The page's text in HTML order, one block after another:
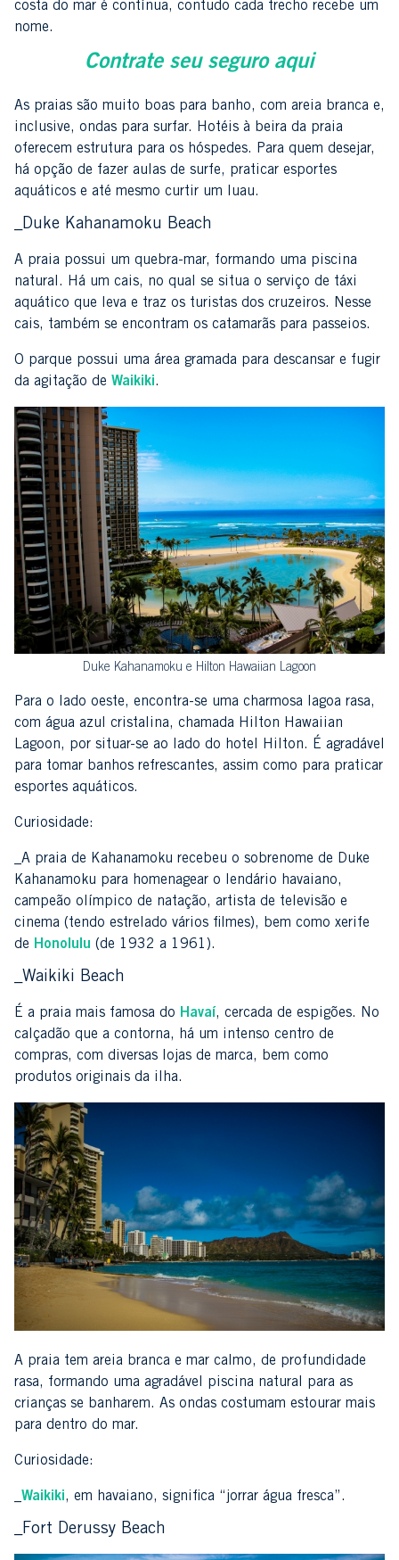
costa do mar é contínua, contudo cada trecho recebe um
nome.
Contrate seu seguro aqui
As praias são muito boas para banho, com areia branca e,
inclusive, ondas para surfar. Hotéis à beira da praia
oferecem estrutura para os hóspedes. Para quem desejar,
há opção de fazer aulas de surfe, praticar esportes
aquáticos e até mesmo curtir um luau.
_Duke Kahanamoku Beach
A praia possui um quebra-mar, formando uma piscina
natural. Há um cais, no qual se situa o serviço de táxi
aquático que leva e traz os turistas dos cruzeiros. Nesse
cais, também se encontram os catamarãs para passeios.
O parque possui uma área gramada para descansar e fugir
da agitação de Waikiki.
Duke Kahanamoku e Hilton Hawaiian Lagoon
Para o lado oeste, encontra-se uma charmosa lagoa rasa,
com água azul cristalina, chamada Hilton Hawaiian
Lagoon, por situar-se ao lado do hotel Hilton. É agradável
para tomar banhos refrescantes, assim como para praticar
esportes aquáticos.
Curiosidade:
_A praia de Kahanamoku recebeu o sobrenome de Duke
Kahanamoku para homenagear o lendário havaiano,
campeão olímpico de natação, artista de televisão e
cinema (tendo estrelado vários filmes), bem como xerife
de Honolulu (de 1932 a 1961).
_Waikiki Beach
É a praia mais famosa do Havaí, cercada de espigões. No
calçadão que a contorna, há um intenso centro de
compras, com diversas lojas de marca, bem como
produtos originais da ilha.
A praia tem areia branca e mar calmo, de profundidade
rasa, formando uma agradável piscina natural para as
crianças se banharem. As ondas costumam estourar mais
para dentro do mar.
Curiosidade:
Waikiki, em havaiano, significa “jorrar água fresca”.
_Fort Derussy Beach